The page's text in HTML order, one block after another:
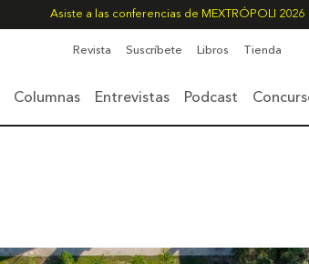
Asiste a las conferencias de MEXTRÓPOLI 2026
Revista Suscríbete Libros Tienda
Columnas Entrevistas Podcast